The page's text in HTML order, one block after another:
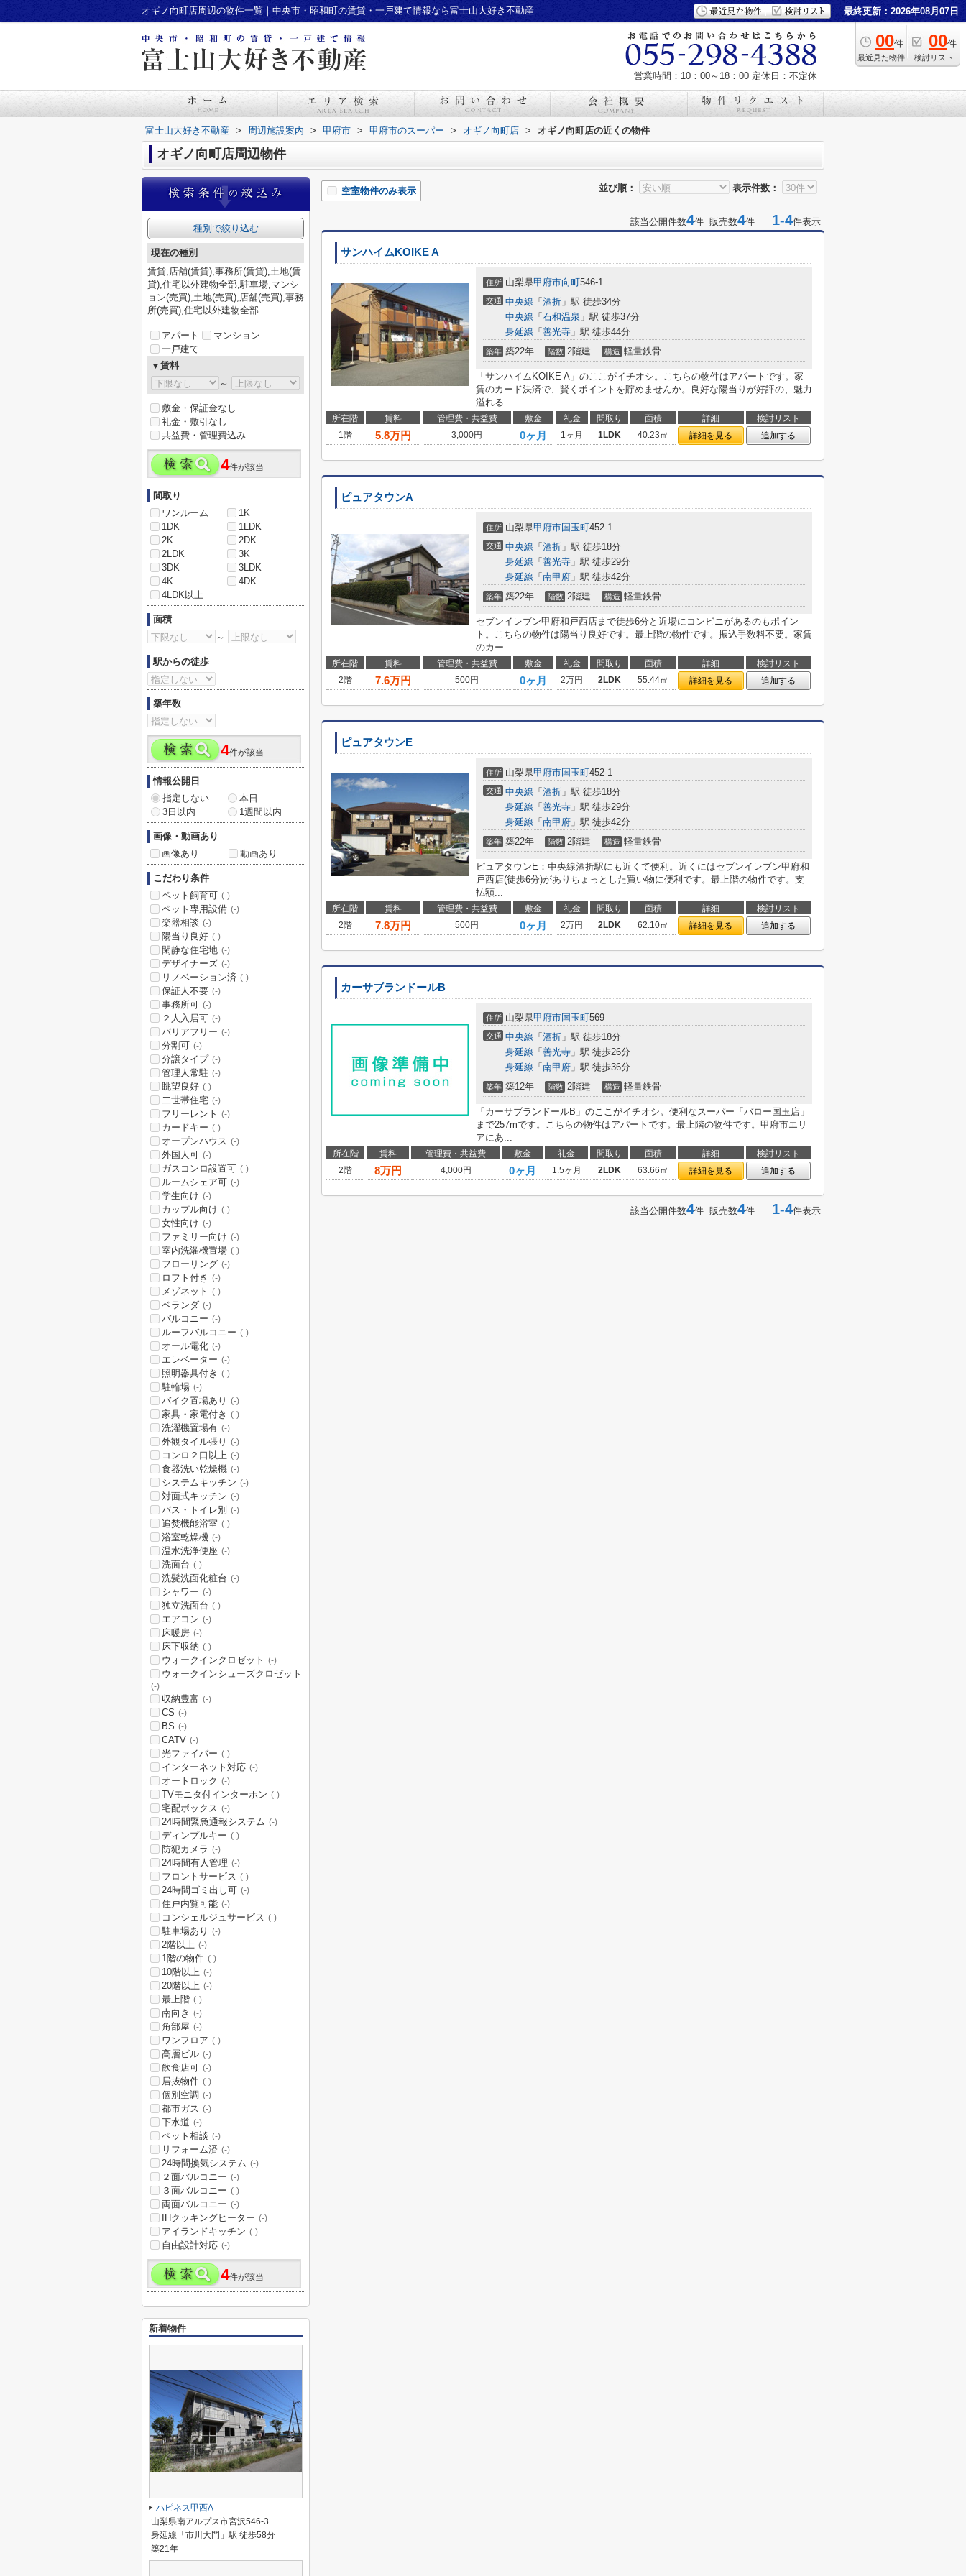
オギノ向町店周辺の物件一覧｜中央市・昭和町の賃貸・一戸建て情報なら富士山大好き不動産 最終更新：2026年08月07日
00件
最近見た物件
00件
検討リスト
営業時間：10：00～18：00 定休日：不定休
富士山大好き不動産 > 周辺施設案内 > 甲府市 > 甲府市のスーパー > オギノ向町店 > オギノ向町店の近くの物件
オギノ向町店周辺物件
並び順： 表示件数：
空室物件のみ表示
該当公開件数4件 販売数4件 1-4件表示
サンハイムKOIKE A
住所 山梨県甲府市向町546-1
交通 中央線 「 酒折 」駅 徒歩34分
中央線 「 石和温泉 」駅 徒歩37分
身延線 「 善光寺 」駅 徒歩44分
築年 築22年 階数 2階建 構造 軽量鉄骨
「サンハイムKOIKE A」のここがイチオシ。こちらの物件はアパートです。家
賃のカード決済で、賢くポイントを貯めませんか。良好な陽当りが好評の、魅力
溢れる...
所在階 賃料 管理費・共益費 敷金 礼金 間取り 面積 詳細
検討リスト
1階
5.8万円 3,000円 0ヶ月 1ヶ月 1LDK 40.23㎡ 詳細を見る 追加する
ピュアタウンA
住所 山梨県甲府市国玉町452-1
交通 中央線 「 酒折 」駅 徒歩18分
身延線 「 善光寺 」駅 徒歩29分
身延線 「 南甲府 」駅 徒歩42分
築年 築22年 階数 2階建 構造 軽量鉄骨
セブンイレブン甲府和戸西店まで徒歩6分と近場にコンビニがあるのもポイン
ト。こちらの物件は陽当り良好です。最上階の物件です。振込手数料不要。家賃
のカー...
所在階 賃料 管理費・共益費 敷金 礼金 間取り 面積 詳細
検討リスト
2階
7.6万円 500円 0ヶ月 2万円 2LDK 55.44㎡ 詳細を見る 追加する
ピュアタウンE
住所 山梨県甲府市国玉町452-1
交通 中央線 「 酒折 」駅 徒歩18分
身延線 「 善光寺 」駅 徒歩29分
身延線 「 南甲府 」駅 徒歩42分
築年 築22年 階数 2階建 構造 軽量鉄骨
ピュアタウンE：中央線酒折駅にも近くて便利。近くにはセブンイレブン甲府和
戸西店(徒歩6分)がありちょっとした買い物に便利です。最上階の物件です。支
払額...
所在階 賃料 管理費・共益費 敷金 礼金 間取り 面積 詳細
検討リスト
2階
7.8万円 500円 0ヶ月 2万円 2LDK 62.10㎡ 詳細を見る 追加する
カーサブランドールB
住所 山梨県甲府市国玉町569
交通 中央線 「 酒折 」駅 徒歩18分
身延線 「 善光寺 」駅 徒歩26分
身延線 「 南甲府 」駅 徒歩36分
築年 築12年 階数 2階建 構造 軽量鉄骨
「カーサブランドールB」のここがイチオシ。便利なスーパー「バロー国玉店」
まで257mです。こちらの物件はアパートです。最上階の物件です。甲府市エリ
アにあ...
所在階 賃料 管理費・共益費 敷金 礼金 間取り 面積 詳細
検討リスト
2階
8万円 4,000円 0ヶ月 1.5ヶ月 2LDK 63.66㎡ 詳細を見る 追加する
該当公開件数4件 販売数4件 1-4件表示
種別で絞り込む
現在の種別
賃貸,店舗(賃貸),事務所(賃貸),土地(賃
貸),住宅以外建物全部,駐車場,マンシ
ョン(売買),土地(売買),店舗(売買),事務
所(売買),住宅以外建物全部
アパート
マンション
一戸建て
▼賃料
～
敷金・保証金なし
礼金・敷引なし
共益費・管理費込み
4件が該当
間取り
ワンルーム
1K
1DK
1LDK
2K
2DK
2LDK
3K
3DK
3LDK
4K
4DK
4LDK以上
面積
～
駅からの徒歩
築年数
4件が該当
情報公開日
指定しない
本日
3日以内
1週間以内
画像・動画あり
画像あり
動画あり
こだわり条件
ペット飼育可 (-)
ペット専用設備 (-)
楽器相談 (-)
陽当り良好 (-)
閑静な住宅地 (-)
デザイナーズ (-)
リノベーション済 (-)
保証人不要 (-)
事務所可 (-)
２人入居可 (-)
バリアフリー (-)
分割可 (-)
分譲タイプ (-)
管理人常駐 (-)
眺望良好 (-)
二世帯住宅 (-)
フリーレント (-)
カードキー (-)
オープンハウス (-)
外国人可 (-)
ガスコンロ設置可 (-)
ルームシェア可 (-)
学生向け (-)
カップル向け (-)
女性向け (-)
ファミリー向け (-)
室内洗濯機置場 (-)
フローリング (-)
ロフト付き (-)
メゾネット (-)
ベランダ (-)
バルコニー (-)
ルーフバルコニー (-)
オール電化 (-)
エレベーター (-)
照明器具付き (-)
駐輪場 (-)
バイク置場あり (-)
家具・家電付き (-)
洗濯機置場有 (-)
外観タイル張り (-)
コンロ２口以上 (-)
食器洗い乾燥機 (-)
システムキッチン (-)
対面式キッチン (-)
バス・トイレ別 (-)
追焚機能浴室 (-)
浴室乾燥機 (-)
温水洗浄便座 (-)
洗面台 (-)
洗髪洗面化粧台 (-)
シャワー (-)
独立洗面台 (-)
エアコン (-)
床暖房 (-)
床下収納 (-)
ウォークインクロゼット (-)
ウォークインシューズクロゼット
(-)
収納豊富 (-)
CS (-)
BS (-)
CATV (-)
光ファイバー (-)
インターネット対応 (-)
オートロック (-)
TVモニタ付インターホン (-)
宅配ボックス (-)
24時間緊急通報システム (-)
ディンプルキー (-)
防犯カメラ (-)
24時間有人管理 (-)
フロントサービス (-)
24時間ゴミ出し可 (-)
住戸内覧可能 (-)
コンシェルジュサービス (-)
駐車場あり (-)
2階以上 (-)
1階の物件 (-)
10階以上 (-)
20階以上 (-)
最上階 (-)
南向き (-)
角部屋 (-)
ワンフロア (-)
高層ビル (-)
飲食店可 (-)
居抜物件 (-)
個別空調 (-)
都市ガス (-)
下水道 (-)
ペット相談 (-)
リフォーム済 (-)
24時間換気システム (-)
２面バルコニー (-)
３面バルコニー (-)
両面バルコニー (-)
IHクッキングヒーター (-)
アイランドキッチン (-)
自由設計対応 (-)
4件が該当
新着物件
ハピネス甲西A
山梨県南アルプス市宮沢546-3
身延線「市川大門」駅 徒歩58分
築21年